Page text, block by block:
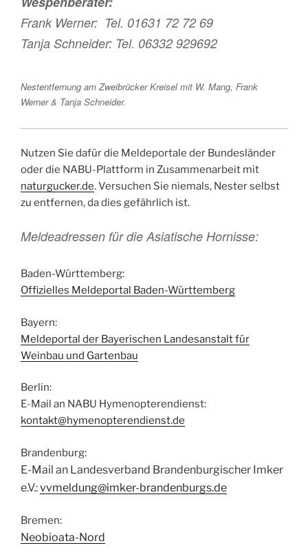
Frank Werner: Tel. 01631 72 72 69
Tanja Schneider: Tel. 06332 929692
Nestentfernung am Zweibrücker Kreisel mit W. Mang, Frank
Werner & Tanja Schneider.
Nutzen Sie dafür die Meldeportale der Bundesländer
oder die NABU-Plattform in Zusammenarbeit mit
naturgucker.de. Versuchen Sie niemals, Nester selbst
zu entfernen, da dies gefährlich ist.
Meldeadressen für die Asiatische Hornisse:
Baden-Württemberg:
Offizielles Meldeportal Baden-Württemberg
Bayern:
Meldeportal der Bayerischen Landesanstalt für
Weinbau und Gartenbau
Berlin:
E-Mail an NABU Hymenopterendienst:
kontakt@hymenopterendienst.de
Brandenburg:
E-Mail an Landesverband Brandenburgischer Imker
e.V.:vvmeldung@imker-brandenburgs.de
Bremen:
Neobioata-Nord